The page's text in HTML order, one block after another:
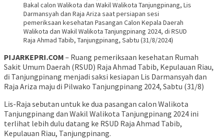
Bakal calon Walikota dan Wakil Walikota Tanjungpinang, Lis
Darmansyah dan Raja Ariza saat persiapan sesi
pemeriksaan kesehatan Pasangan Calon Kepala Daerah
Walikota dan Wakil Walikota Tanjungpinang 2024, di RSUD
Raja Ahmad Tabib, Tanjungpinang, Sabtu (31/8/2024)
PIJARKEPRI.COM – Ruang pemeriksaan kesehatan Rumah
Sakit Umum Daerah (RSUD) Raja Ahmad Tabib, Kepulauan Riau,
di Tanjungpinang menjadi saksi kesiapan Lis Darmansyah dan
Raja Ariza maju di Pilwako Tanjungpinang 2024, Sabtu (31/8)
Lis-Raja sebutan untuk ke dua pasangan calon Walikota
Tanjungpinang dan Wakil Walikota Tanjungpinang 2024 ini
terlihat lebih dulu datang ke RSUD Raja Ahmad Tabib,
Kepulauan Riau, Tanjungpinang.